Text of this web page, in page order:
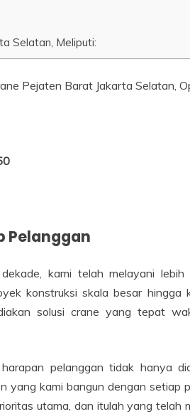
Selatan, Meliputi:
Pelanggan
kami telah melayani
konstruksi skala besar hingga
solusi crane yang tepat
pelanggan tidak hanya
yang kami bangun dengan setiap
utama, dan itulah yang telah